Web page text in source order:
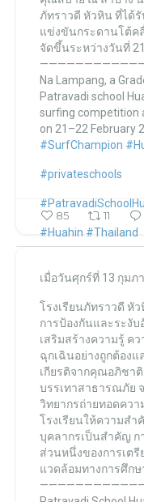
ภัทราวดี หัวหิน ที่ได้รั
แข่งขันกระดานโต้ค
จัดขึ้นระหว่างวันที่
Na Lampang, a
Patravadi school
surfing competition
on 21–22 February
#SurfChampion
#privateschools
#Huahin #Thailand
85 11
เมื่อวันศุกร์ที่ 13 กุมภ
โรงเรียนภัทราวดี หั
การป้องกันและระงั
เสริมสร้างความรู้ ค
ฉุกเฉินอย่างถูกต้องแ
เกียรติจากคุณอภิชา
บรรเทาสาธารณภัย
วิทยากรถ่ายทอดคว
โรงเรียนให้ความส
บุคลากรเป็นสำคัญ ก
ส่วนหนึ่งของการเต
แวดล้อมทางการศึก